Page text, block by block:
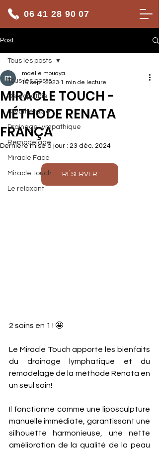
06 41 28 90 07
Post
Tous les posts
Ostéopathie
Cryothérapie
Drainage Lympathique
Remodelage
Miracle Face
Miracle Touch
Le relaxant
Tous les posts
MIRACLE TOUCH -
MÉTHODE RENATA
FRANÇA
maelle mouaya
10 sept. 2023 1 min de lecture
Dernière mise à jour : 23 déc. 2024
RÉSERVER
2 soins en 1 ! 🤩
Le Miracle Touch apporte les bienfaits
du drainage lymphatique et du
remodelage de la méthode Renata en
un seul soin!
Il fonctionne comme une liposculpture
manuelle immédiate, garantissant une
silhouette harmonieuse, une nette
amélioration de la qualité de la peau